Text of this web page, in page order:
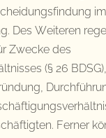
Des Weiteren
Zwecke des
(§ 26
Ferner